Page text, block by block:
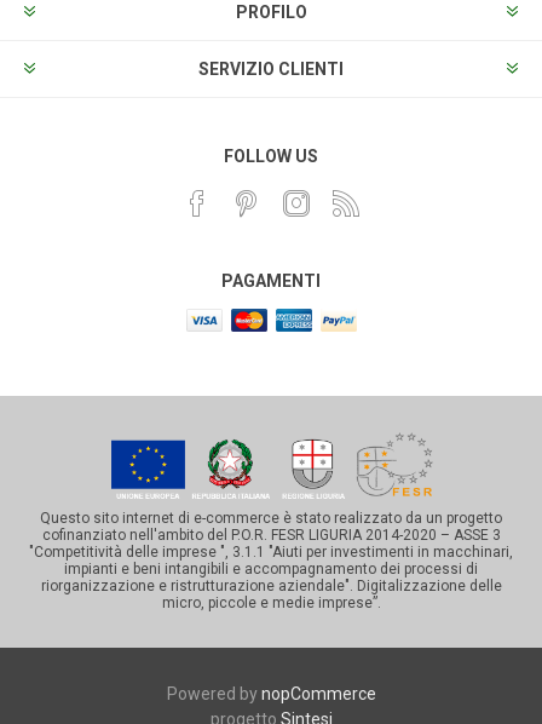
PROFILO
SERVIZIO CLIENTI
FOLLOW US
PAGAMENTI
Questo sito internet di e-commerce è stato realizzato da un progetto
cofinanziato nell'ambito del P.O.R. FESR LIGURIA 2014-2020 – ASSE 3
"Competitività delle imprese ", 3.1.1 "Aiuti per investimenti in macchinari,
impianti e beni intangibili e accompagnamento dei processi di
riorganizzazione e ristrutturazione aziendale". Digitalizzazione delle
micro, piccole e medie imprese”.
Powered bynopCommerce
progetto Sintesi